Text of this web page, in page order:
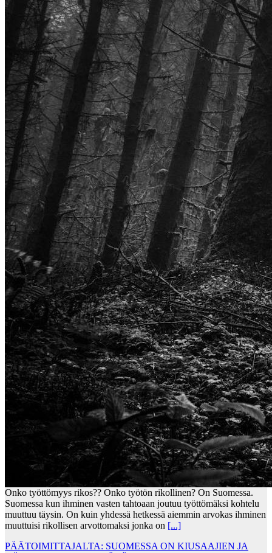
Onko työttömyys rikos?? Onko työtön rikollinen? On Suomessa.
Suomessa kun ihminen vasten tahtoaan joutuu työttömäksi kohtelu
muuttuu täysin. On kuin yhdessä hetkessä aiemmin arvokas ihminen
muuttuisi rikollisen arvottomaksi jonka on [...]
PÄÄTOIMITTAJALTA: SUOMESSA ON KIUSAAJIEN JA